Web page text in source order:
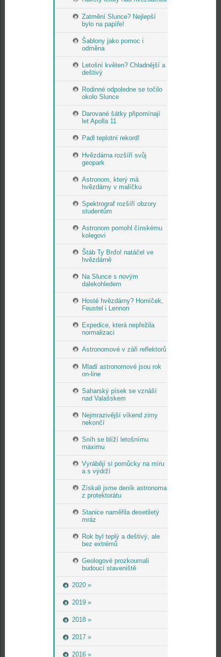
Zatmění Slunce? Nejlepší
bylo na papíře!
Šablony jako pomoc i
odměna
Letošní květen? Chladnější a
deštivý
Rodinné odpoledne se točilo
okolo Slunce
Darované šátky připomínají
let Apolla 11
Padl teplotní rekord!
Hvězdárna rozšíří svůj
geopark
Astronom, který má
hvězdárny v malíčku
Spektrograf rozšíří obzory
studentům
Astronom pomohl čínskému
kolegovi
Štáb Ty Brďo! natáčel ve
hvězdárně
Na Slunce s novým
dalekohledem
Hosté hvězdárny? Horníček,
Feustel i Lennon
Expedice, která nepřežila
normalizaci
Astronomové v záři reflektorů
Mladí astronomové jsou rok
on-line
Saharský písek se vznáší
nad Valašskem
Nejmrazivější víkend zimy
nekončí
Sníh se blíží letošnímu
maximu
Vyrábějí si pomůcky na míru
a s výdrží
Získali jsme deník astronoma
z protektorátu
Stanice naměřila desetiletý
mráz
Rok byl teplý a deštivý, ale
bez extrémů
Geologové prozkoumali
budoucí staveniště
2020 »
2019 »
2018 »
2017 »
2016 »